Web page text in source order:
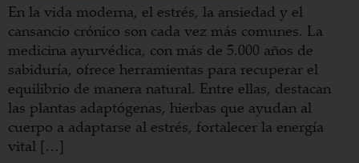
En la vida moderna, el estrés, la ansiedad y el
cansancio crónico son cada vez más comunes. La
medicina ayurvédica, con más de 5.000 años de
sabiduría, ofrece herramientas para recuperar el
equilibrio de manera natural. Entre ellas, destacan
las plantas adaptógenas, hierbas que ayudan al
cuerpo a adaptarse al estrés, fortalecer la energía
vital […]